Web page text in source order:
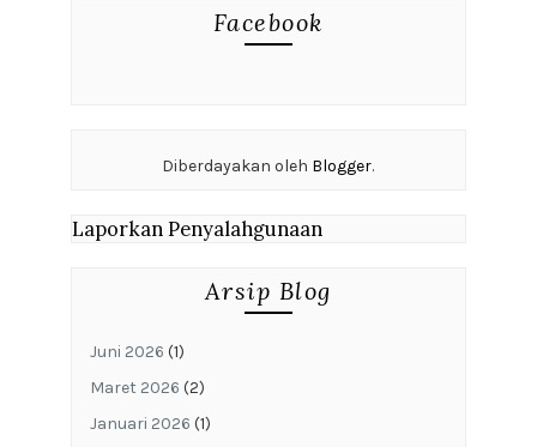
Facebook
Diberdayakan oleh Blogger.
Laporkan Penyalahgunaan
Arsip Blog
Juni 2026 (1)
Maret 2026 (2)
Januari 2026 (1)